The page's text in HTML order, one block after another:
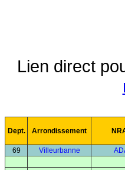
Lien direct
Dept. Arrondissement
69 Villeurbanne